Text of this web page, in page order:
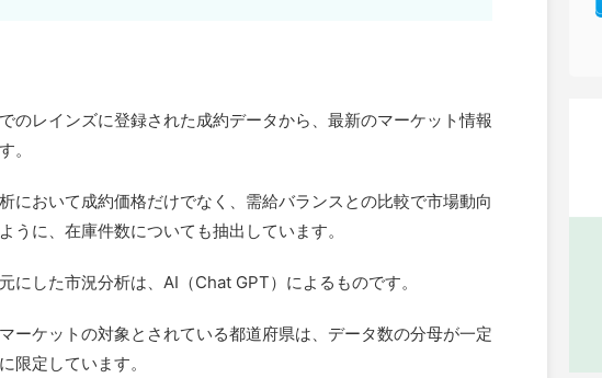
のレインズに登録された成約データから、最新のマーケット情報
。
において成約価格だけでなく、需給バランスとの比較で市場動向
うに、在庫件数についても抽出しています。
にした市況分析は、AI（Chat GPT）によるものです。
ーケットの対象とされている都道府県は、データ数の分母が一定
限定しています。